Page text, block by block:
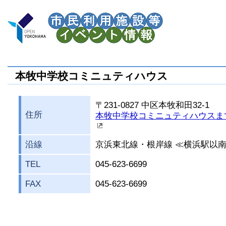
本牧中学校コミニュティハウス
住所
〒231-0827 中区本牧和田32-1
本牧中学校コミニュティハウス
沿線 京浜東北線・根岸線 ≪横浜駅以
TEL 045-623-6699
FAX 045-623-6699